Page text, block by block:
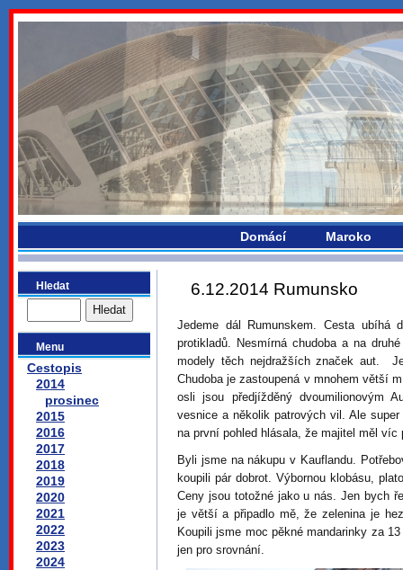
bydlikemevropou.com
Domácí Maroko
Hledat
Menu
Cestopis
2014
prosinec
2015
2016
2017
2018
2019
2020
2021
2022
2023
2024
6.12.2014 Rumunsko
Jedeme dál Rumunskem. Cesta ubíhá
protikladů. Nesmírná chudoba a na
modely těch nejdražších značek aut.
Chudoba je zastoupená v mnohem větší
osli jsou předjížděný dvoumilionovým
vesnice a několik patrových vil. Ale
na první pohled hlásala, že majitel měl víc
Byli jsme na nákupu v Kauflandu.
koupili pár dobrot. Výbornou klobásu,
Ceny jsou totožné jako u nás. Jen bych
je větší a připadlo mě, že zelenina je
Koupili jsme moc pěkné mandarinky za
jen pro srovnání.